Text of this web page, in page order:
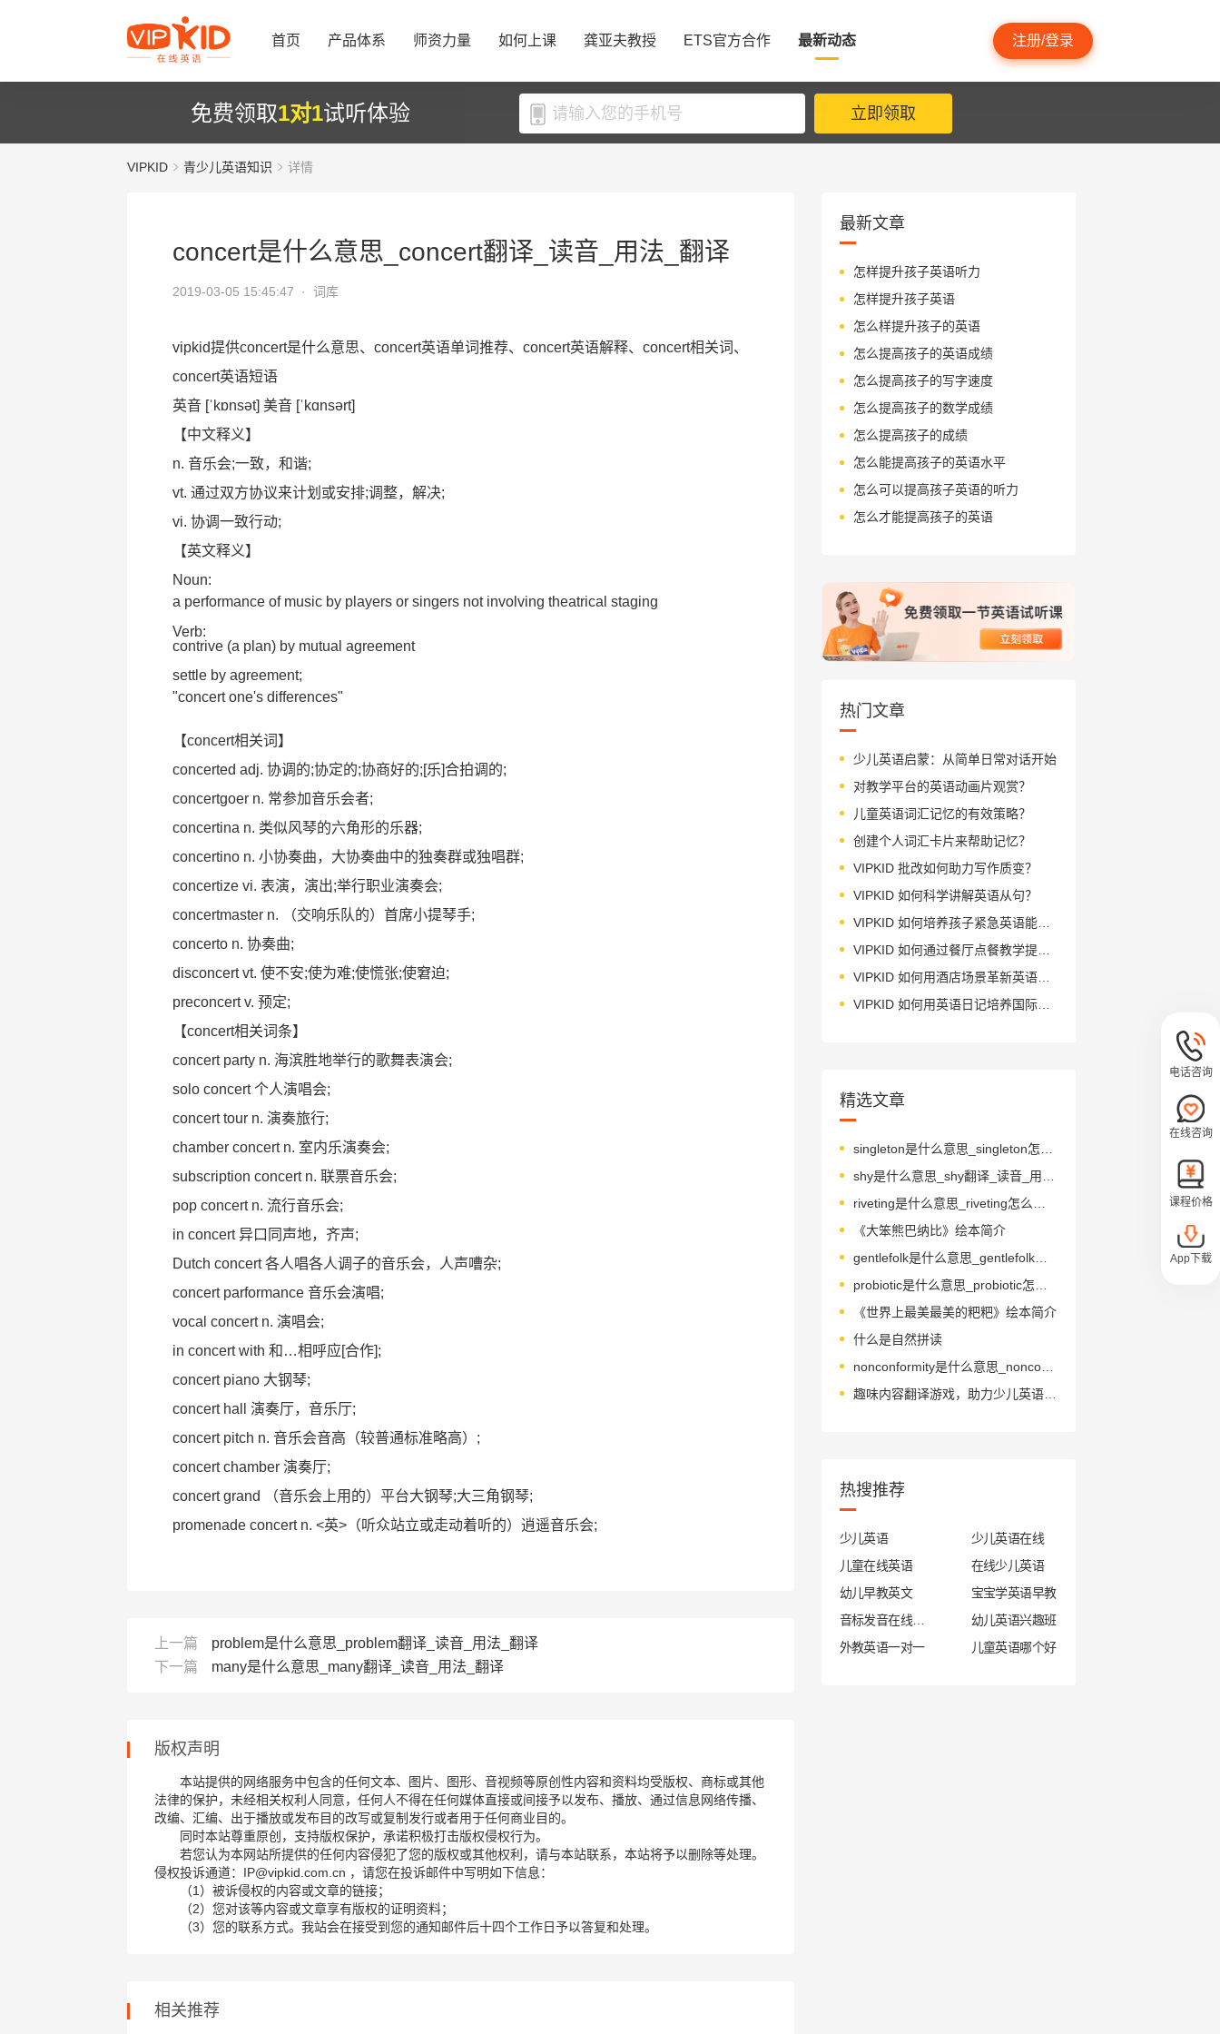
首页 产品体系 师资力量 如何上课 龚亚夫教授 ETS官方合作 最新动态 注册/登录
免费领取1对1试听体验 立即领取
VIPKID 青少儿英语知识 详情
concert是什么意思_concert翻译_读音_用法_翻译
2019-03-05 15:45:47 · 词库
vipkid提供concert是什么意思、concert英语单词推荐、concert英语解释、concert相关词、
concert英语短语
英音 [ˈkɒnsət] 美音 [ˈkɑnsərt]
【中文释义】
n. 音乐会;一致，和谐;
vt. 通过双方协议来计划或安排;调整，解决;
vi. 协调一致行动;
【英文释义】
Noun:
a performance of music by players or singers not involving theatrical staging
Verb:
contrive (a plan) by mutual agreement
settle by agreement;
"concert one's differences"
【concert相关词】
concerted adj. 协调的;协定的;协商好的;[乐]合拍调的;
concertgoer n. 常参加音乐会者;
concertina n. 类似风琴的六角形的乐器;
concertino n. 小协奏曲，大协奏曲中的独奏群或独唱群;
concertize vi. 表演，演出;举行职业演奏会;
concertmaster n. （交响乐队的）首席小提琴手;
concerto n. 协奏曲;
disconcert vt. 使不安;使为难;使慌张;使窘迫;
preconcert v. 预定;
【concert相关词条】
concert party n. 海滨胜地举行的歌舞表演会;
solo concert 个人演唱会;
concert tour n. 演奏旅行;
chamber concert n. 室内乐演奏会;
subscription concert n. 联票音乐会;
pop concert n. 流行音乐会;
in concert 异口同声地，齐声;
Dutch concert 各人唱各人调子的音乐会，人声嘈杂;
concert parformance 音乐会演唱;
vocal concert n. 演唱会;
in concert with 和…相呼应[合作];
concert piano 大钢琴;
concert hall 演奏厅，音乐厅;
concert pitch n. 音乐会音高（较普通标准略高）;
concert chamber 演奏厅;
concert grand （音乐会上用的）平台大钢琴;大三角钢琴;
promenade concert n. <英>（听众站立或走动着听的）逍遥音乐会;
上一篇
problem是什么意思_problem翻译_读音_用法_翻译
下一篇
many是什么意思_many翻译_读音_用法_翻译
版权声明
本站提供的网络服务中包含的任何文本、图片、图形、音视频等原创性内容和资料均受版权、商标或其他
法律的保护，未经相关权利人同意，任何人不得在任何媒体直接或间接予以发布、播放、通过信息网络传播、
改编、汇编、出于播放或发布目的改写或复制发行或者用于任何商业目的。
同时本站尊重原创，支持版权保护，承诺积极打击版权侵权行为。
若您认为本网站所提供的任何内容侵犯了您的版权或其他权利，请与本站联系，本站将予以删除等处理。
侵权投诉通道：IP@vipkid.com.cn ，请您在投诉邮件中写明如下信息：
（1）被诉侵权的内容或文章的链接；
（2）您对该等内容或文章享有版权的证明资料；
（3）您的联系方式。我站会在接受到您的通知邮件后十四个工作日予以答复和处理。
相关推荐
最新文章
怎样提升孩子英语听力
怎样提升孩子英语
怎么样提升孩子的英语
怎么提高孩子的英语成绩
怎么提高孩子的写字速度
怎么提高孩子的数学成绩
怎么提高孩子的成绩
怎么能提高孩子的英语水平
怎么可以提高孩子英语的听力
怎么才能提高孩子的英语
热门文章
少儿英语启蒙：从简单日常对话开始
对教学平台的英语动画片观赏？
儿童英语词汇记忆的有效策略？
创建个人词汇卡片来帮助记忆？
VIPKID 批改如何助力写作质变？
VIPKID 如何科学讲解英语从句？
VIPKID 如何培养孩子紧急英语能力？
VIPKID 如何通过餐厅点餐教学提升少儿英语应用能力？
VIPKID 如何用酒店场景革新英语教学？
VIPKID 如何用英语日记培养国际化人才？
精选文章
《大笨熊巴纳比》绘本简介
gentlefolk是什么意思_gentlefolk怎么读_音标'dʒentlfəʊk
《世界上最美最美的粑粑》绘本简介
什么是自然拼读
nonconformity是什么意思_nonconformity怎么读_音标ˌnɒnkən'fɔ-mɪtɪ
趣味内容翻译游戏，助力少儿英语学习
热搜推荐
少儿英语
少儿英语在线
儿童在线英语
在线少儿英语
幼儿早教英文
宝宝学英语早教
幼儿英语兴趣班
外教英语一对一
儿童英语哪个好
电话咨询
在线咨询
课程价格
App下载